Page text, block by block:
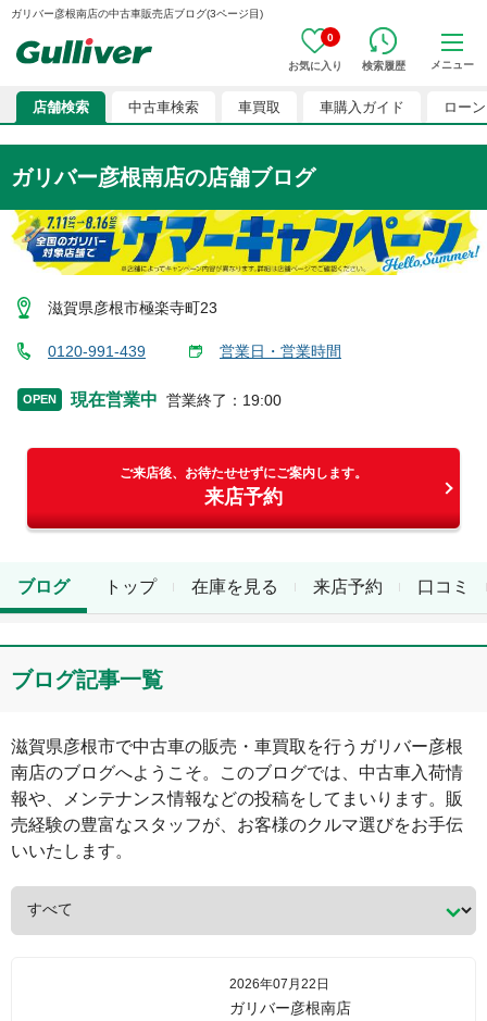
ガリバー彦根南店の中古車販売店ブログ(3ページ目)
0
お気に入り 検索履歴 メニュー
店舗検索 中古車検索 車買取 車購入ガイド ローン
ガリバー彦根南店の店舗ブログ
滋賀県彦根市極楽寺町23
0120-991-439 営業日・営業時間
OPEN 現在営業中 営業終了 ： 19:00
ご来店後、お待たせせずにご案内します。
来店予約
トップ 在庫を見る 来店予約 口コミ
ブログ
ブログ記事一覧
滋賀県彦根市で中古車の販売・車買取を行う ガリバー彦根
南店のブログへようこそ。このブログでは、中古車入荷情
報や、メンテナンス情報などの投稿をしてまいります。販
売経験の豊富なスタッフが、お客様のクルマ選びをお手伝
いいたします。
2026年07月22日
ガリバー彦根南店